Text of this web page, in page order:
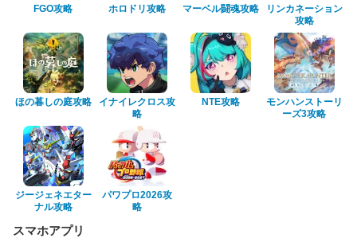
FGO攻略 ホロドリ攻略 マーベル闘魂攻略
リンカネーション
攻略
ほの暮しの庭攻略
イナイレクロス攻
略
NTE攻略
モンハンストーリ
ーズ3攻略
ジージェネエター
ナル攻略
パワプロ2026攻
略
スマホアプリ